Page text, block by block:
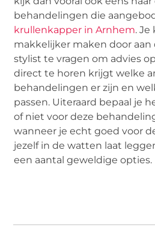
behandelingen die
krullenkapper in Arnhem.
makkelijker maken door
stylist te vragen om advies
direct te horen krijgt welke
behandelingen er zijn en
passen. Uiteraard bepaal je
of niet voor deze
wanneer je echt goed voor
jezelf in de watten laat
een aantal geweldige opties.